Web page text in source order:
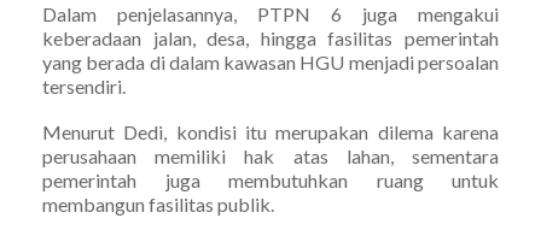
Dalam penjelasannya, PTPN 6 juga mengakui
keberadaan jalan, desa, hingga fasilitas pemerintah
yang berada di dalam kawasan HGU menjadi persoalan
tersendiri.
Menurut Dedi, kondisi itu merupakan dilema karena
perusahaan memiliki hak atas lahan, sementara
pemerintah juga membutuhkan ruang untuk
membangun fasilitas publik.